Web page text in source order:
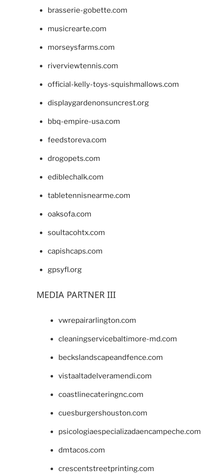
brasserie-gobette.com
musicrearte.com
morseysfarms.com
riverviewtennis.com
official-kelly-toys-squishmallows.com
displaygardenonsuncrest.org
bbq-empire-usa.com
feedstoreva.com
drogopets.com
ediblechalk.com
tabletennisnearme.com
oaksofa.com
soultacohtx.com
capishcaps.com
gpsyfl.org
MEDIA PARTNER III
vwrepairarlington.com
cleaningservicebaltimore-md.com
beckslandscapeandfence.com
vistaaltadelveramendi.com
coastlinecateringnc.com
cuesburgershouston.com
psicologiaespecializadaencampeche.com
dmtacos.com
crescentstreetprinting.com